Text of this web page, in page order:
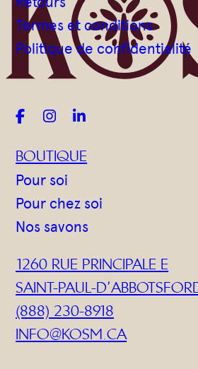
Termes et conditions
Politique de confidentialité
  
BOUTIQUE
Pour soi
Pour chez soi
Nos savons
1260 RUE PRINCIPALE E
SAINT-PAUL-
(888) 230-8918
INFO@KOSM.CA